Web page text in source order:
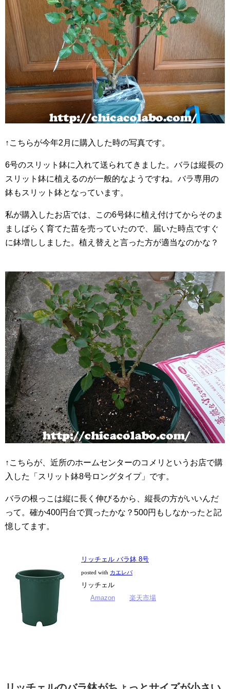
↑こちらが今年2月に購入した時の写真です。
6号のスリット鉢に入れて送られてきました。バラは縦長の
スリット鉢に植えるのが一般的なようですね。バラ専用の
鉢もスリット鉢となっています。
私が購入したお店では、この6号鉢に植え付けてからそのま
ましばらく育てた苗を売っていたので、届いた時点ですぐ
に鉢増ししました。植え替えと言った方が適当なのかな？
↑こちらが、近所のホームセンターのコメリというお店で購
入した「スリット鉢8号ロングタイプ」です。
バラの根っこは縦に長く伸びるから、縦長の方がいいんだ
って。確か400円台で買ったかな？500円もしなかったと記
憶してます。
リッチェル バラ鉢 8号
posted with カエレバ
リッチェル
Amazon
楽天市場